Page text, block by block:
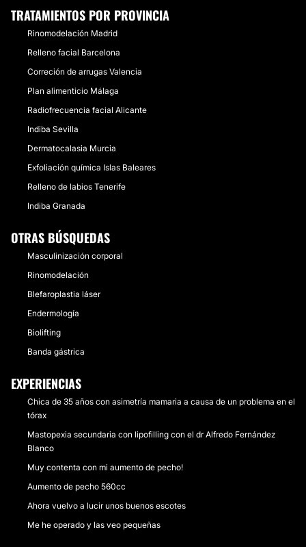
TRATAMIENTOS POR PROVINCIA
Rinomodelación Madrid
Relleno facial Barcelona
Correción de arrugas Valencia
Plan alimenticio Málaga
Radiofrecuencia facial Alicante
Indiba Sevilla
Dermatocalasia Murcia
Exfoliación química Islas Baleares
Relleno de labios Tenerife
Indiba Granada
OTRAS BÚSQUEDAS
Masculinización corporal
Rinomodelación
Blefaroplastia láser
Endermología
Biolifting
Banda gástrica
EXPERIENCIAS
Chica de 35 años con asimetría mamaria a causa de un problema en el
tórax
Mastopexia secundaria con lipofilling con el dr Alfredo Fernández
Blanco
Muy contenta con mi aumento de pecho!
Aumento de pecho 560cc
Ahora vuelvo a lucir unos buenos escotes
Me he operado y las veo pequeñas